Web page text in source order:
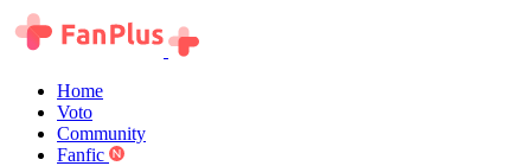
Home
Voto
Community
Fanfic